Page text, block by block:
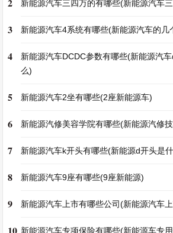
新能源汽车三四万的有哪些(新能源汽车
3 新能源汽车4系统有哪些(新能源汽车的几
4
新能源汽车DCDC参数有哪些(新能源汽
么)
5 新能源汽车2坐有哪些(2座新能源车)
6 新能源汽修美容学院有哪些(新能源汽修
7 新能源汽车k开头有哪些(新能源d开头是
8 新能源汽车9座有哪些(9座新能源)
9 新能源汽车上市有哪些公司(新能源汽车
新能源汽车专项保险有哪些(新能源车专